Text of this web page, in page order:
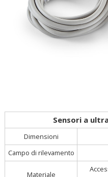
Sensori a
Dimensioni
Campo di rilevamento
Materiale